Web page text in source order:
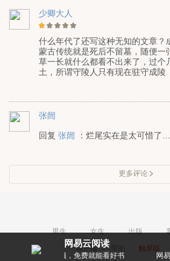
少卿大人
什么年代了还写这种无知的文章？
蒙古传统就是死后不留墓，随便一
草一长就什么都看不出来了，过个
土，所谓守陵人只有现在驻守成陵
张闿
回复 张闿 ：烂尾实在是太可惜了
更多评论
男生 女生 出版
客户端
触屏版
网易云阅读
费就能看好书 网易出品，看不累的阅读